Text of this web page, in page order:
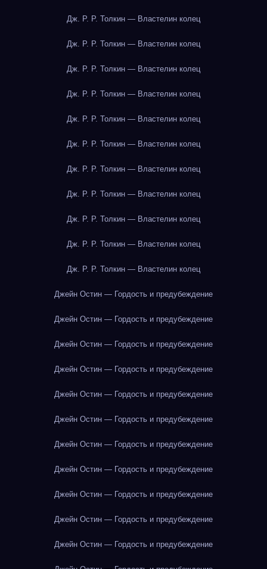
Дж. Р. Р. Толкин — Властелин колец
Дж. Р. Р. Толкин — Властелин колец
Дж. Р. Р. Толкин — Властелин колец
Дж. Р. Р. Толкин — Властелин колец
Дж. Р. Р. Толкин — Властелин колец
Дж. Р. Р. Толкин — Властелин колец
Дж. Р. Р. Толкин — Властелин колец
Дж. Р. Р. Толкин — Властелин колец
Дж. Р. Р. Толкин — Властелин колец
Дж. Р. Р. Толкин — Властелин колец
Дж. Р. Р. Толкин — Властелин колец
Джейн Остин — Гордость и предубеждение
Джейн Остин — Гордость и предубеждение
Джейн Остин — Гордость и предубеждение
Джейн Остин — Гордость и предубеждение
Джейн Остин — Гордость и предубеждение
Джейн Остин — Гордость и предубеждение
Джейн Остин — Гордость и предубеждение
Джейн Остин — Гордость и предубеждение
Джейн Остин — Гордость и предубеждение
Джейн Остин — Гордость и предубеждение
Джейн Остин — Гордость и предубеждение